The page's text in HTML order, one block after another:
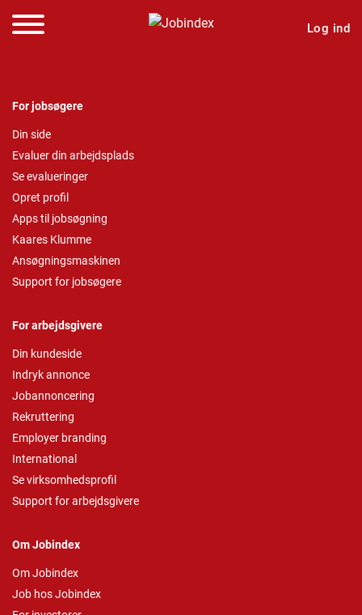
Log ind
For jobsøgere
Din side
Evaluer din arbejdsplads
Se evalueringer
Opret profil
Apps til jobsøgning
Kaares Klumme
Ansøgningsmaskinen
Support for jobsøgere
For arbejdsgivere
Din kundeside
Indryk annonce
Jobannoncering
Rekruttering
Employer branding
International
Se virksomhedsprofil
Support for arbejdsgivere
Om Jobindex
Om Jobindex
Job hos Jobindex